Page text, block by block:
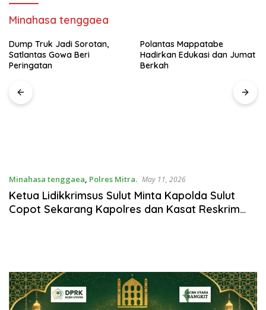
Minahasa tenggaea
Dump Truk Jadi Sorotan,
Satlantas Gowa Beri
Peringatan
Polantas Mappatabe
Hadirkan Edukasi dan Jumat
Berkah
Minahasa tenggaea, Polres Mitra. May 11, 2026
Ketua Lidikkrimsus Sulut Minta Kapolda Sulut
Copot Sekarang Kapolres dan Kasat Reskrim